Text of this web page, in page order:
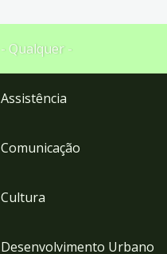
- Qualquer -
Assistência
Comunicação
Cultura
Desenvolvimento Urbano